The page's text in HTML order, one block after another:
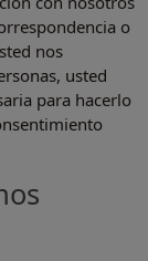
o
nos
usted
para hacerlo